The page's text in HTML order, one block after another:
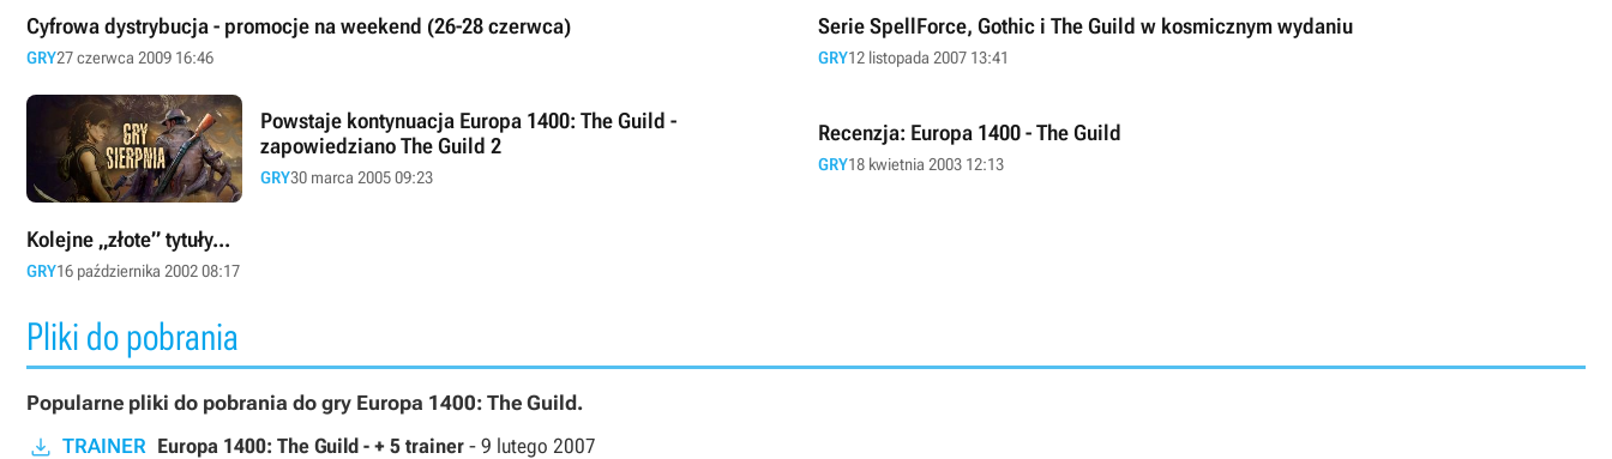
Cyfrowa dystrybucja - promocje na weekend (26-28 czerwca)
GRY27 czerwca 2009 16:46
Serie SpellForce, Gothic i The Guild w kosmicznym wydaniu
GRY12 listopada 2007 13:41
Powstaje kontynuacja Europa 1400: The Guild -
zapowiedziano The Guild 2
GRY30 marca 2005 09:23
Recenzja: Europa 1400 - The Guild
GRY18 kwietnia 2003 12:13
Kolejne „złote” tytuły...
GRY16 października 2002 08:17
Pliki do pobrania
Popularne pliki do pobrania do gry Europa 1400: The Guild.
TRAINER Europa 1400: The Guild - + 5 trainer - 9 lutego 2007